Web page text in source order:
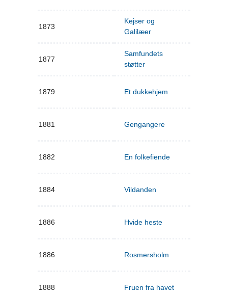
1873
Kejser og
Galilæer
1877
Samfundets
støtter
1879 Et dukkehjem
1881 Gengangere
1882 En folkefiende
1884 Vildanden
1886 Hvide heste
1886 Rosmersholm
1888 Fruen fra havet